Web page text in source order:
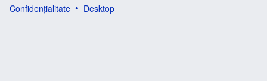
Confidențialitate
Desktop